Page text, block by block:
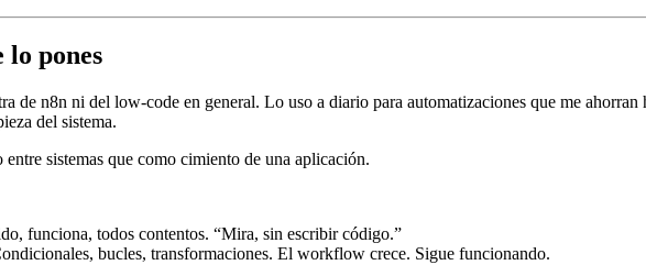
lo pones
de n8n ni del low-code en general. Lo uso a diario para automatizaciones que me
del sistema.
sistemas que como cimiento de una aplicación.
funciona, todos contentos. “Mira, sin escribir código.”
bucles, transformaciones. El workflow crece. Sigue funcionando.